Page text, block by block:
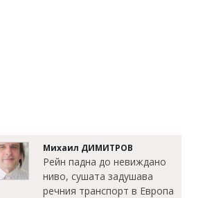
Михаил ДИМИТРОВ
Рейн падна до невиждано
ниво, сушата задушава
речния транспорт в Европа